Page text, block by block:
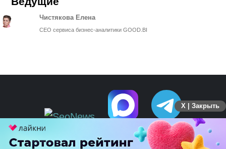
Чистякова Елена
СEO сервиса бизнес-аналитики GOOD.BI
X | Закрыть
ПЕРЕЙТИ НА ПОЛНУЮ ВЕРСИЮ